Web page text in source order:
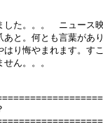
た。。。　ニュース
と。何とも言葉があ
り悔やまれます。す
ん。。。